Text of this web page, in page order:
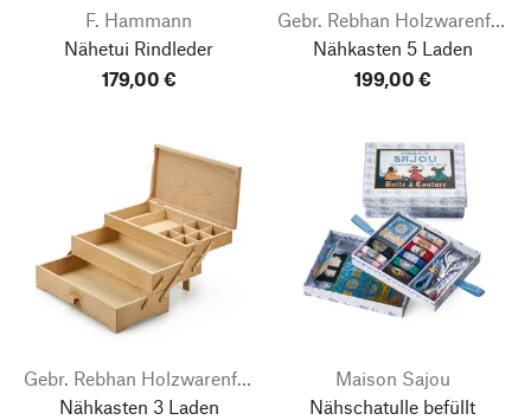
F. Hammann
Nähetui Rindleder
179,00 €
Gebr. Rebhan Holzwarenfabrik
Nähkasten 5 Laden
199,00 €
Gebr. Rebhan Holzwarenfabrik
Nähkasten 3 Laden
Maison Sajou
Nähschatulle befüllt